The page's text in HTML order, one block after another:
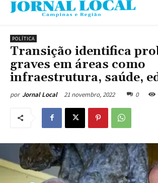
POLÍTICA
Transição identifica
graves em áreas como
infraestrutura, saúde,
por Jornal Local 21 novembro, 2022 0